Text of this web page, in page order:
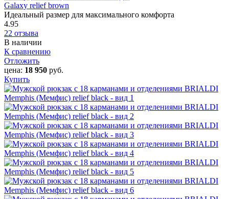
Galaxy relief brown
Идеальный размер для максимального комфорта
4.95
22 отзыва
В наличии
К сравнению
Отложить
цена: 18 950 руб.
Купить